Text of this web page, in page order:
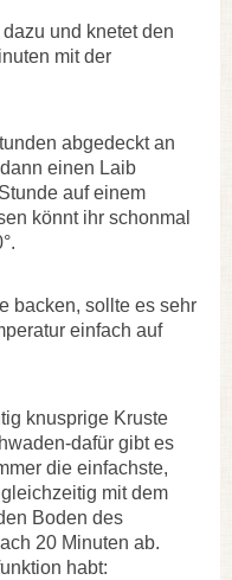
dazu und knetet den
mit der
abgedeckt an
einen Laib
auf einem
könnt ihr schonmal
backen, sollte es sehr
einfach auf
knusprige Kruste
dafür gibt es
die einfachste,
mit dem
Boden des
20 Minuten ab.
habt: